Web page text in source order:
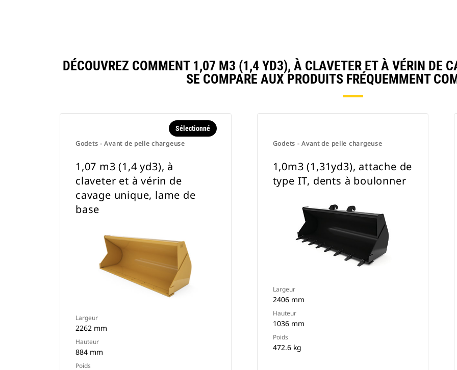
DÉCOUVREZ COMMENT 1,07 M3 (1,4 YD3), À CLAVETER ET À VÉRIN DE
SE COMPARE AUX PRODUITS FRÉQUEMMENT
Godets - Avant de pelle chargeuse
Sélectionné
1,07 m3 (1,4 yd3), à
claveter et à vérin de
cavage unique, lame de
base
Largeur
2262 mm
Hauteur
884 mm
Poids
Godets - Avant de pelle chargeuse
1,0m3 (1,31yd3), attache de
type IT, dents à boulonner
Largeur
2406 mm
Hauteur
1036 mm
Poids
472.6 kg